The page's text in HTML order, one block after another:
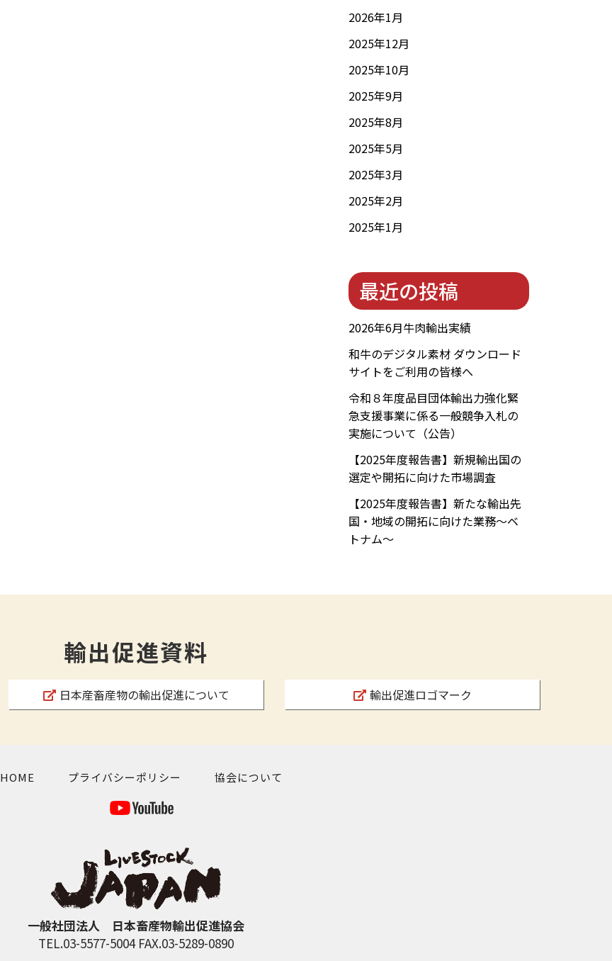
2026年1月
2025年12月
2025年10月
2025年9月
2025年8月
2025年5月
2025年3月
2025年2月
2025年1月
最近の投稿
2026年6月牛肉輸出実績
和牛のデジタル素材 ダウンロード
サイトをご利用の皆様へ
令和８年度品目団体輸出力強化緊
急支援事業に係る一般競争入札の
実施について（公告）
【2025年度報告書】新規輸出国の
選定や開拓に向けた市場調査
【2025年度報告書】新たな輸出先
国・地域の開拓に向けた業務～ベ
トナム～
輸出促進資料
日本産畜産物の輸出促進について 輸出促進ロゴマーク
HOME プライバシーポリシー 協会について
一般社団法人 日本畜産物輸出促進協会
TEL.03-5577-5004 FAX.03-5289-0890